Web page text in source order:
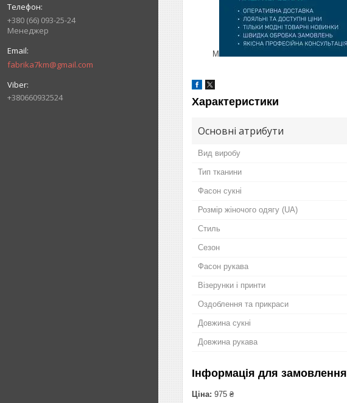
+380 (66) 093-25-24
Менеджер
fabrika7km@gmail.com
+380660932524
M
Характеристики
Основні атрибути
Вид виробу
Тип тканини
Фасон сукні
Розмір жіночого одягу (UA)
Стиль
Сезон
Фасон рукава
Візерунки і принти
Оздоблення та прикраси
Довжина сукні
Довжина рукава
Інформація для замовлення
Ціна: 975 ₴